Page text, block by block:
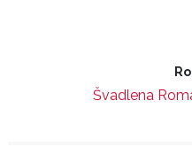
Švadlena